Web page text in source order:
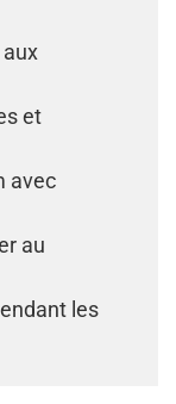
et
avec
au
les